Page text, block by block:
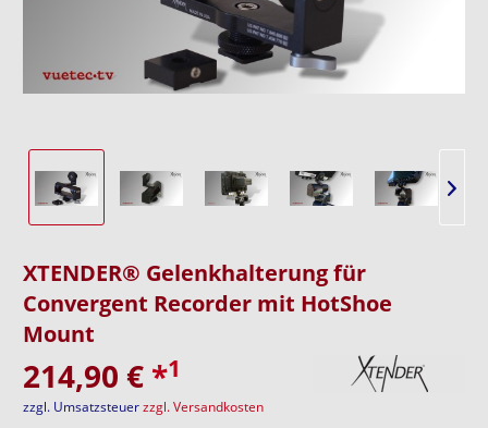
XTENDER® Gelenkhalterung für
Convergent Recorder mit HotShoe
Mount
214,90 € *1
zzgl. Umsatzsteuerzzgl. Versandkosten